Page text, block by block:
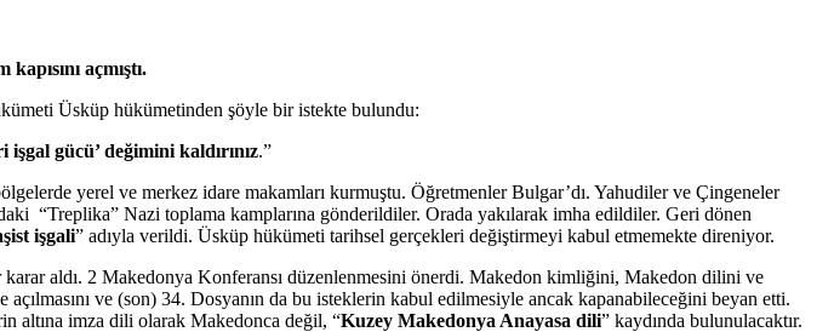
açmıştı.
Üsküp hükümetinden şöyle bir istekte bulundu:
gücü’ değimini kaldırınız.”
yerel ve merkez idare makamları kurmuştu. Öğretmenler Bulgar’dı. Yahudiler ve Çingeneler
“Treplika” Nazi toplama kamplarına gönderildiler. Orada yakılarak imha edildiler. Geri dönen
işgali” adıyla verildi. Üsküp hükümeti tarihsel gerçekleri değiştirmeyi kabul etmemekte direniyor.
aldı. 2 Makedonya Konferansı düzenlenmesini önerdi. Makedon kimliğini, Makedon dilini ve
ve (son) 34. Dosyanın da bu isteklerin kabul edilmesiyle ancak kapanabileceğini beyan etti.
altına imza dili olarak Makedonca değil, “Kuzey Makedonya Anayasa dili” kaydında bulunulacaktır.